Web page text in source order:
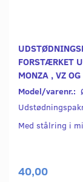
FORSTÆRKET
MONZA , VZ
Model/varenr.:
Med stålring i
40,00